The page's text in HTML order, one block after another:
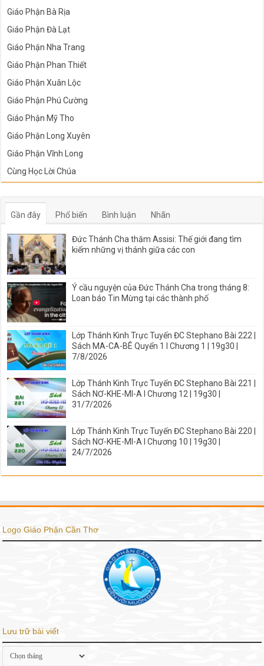
Giáo Phận Bà Rịa
Giáo Phận Đà Lạt
Giáo Phận Nha Trang
Giáo Phận Phan Thiết
Giáo Phận Xuân Lộc
Giáo Phận Phú Cường
Giáo Phận Mỹ Tho
Giáo Phận Long Xuyên
Giáo Phận Vĩnh Long
Cùng Học Lời Chúa
Gần đây Phổ biến Bình luận Nhãn
Đức Thánh Cha thăm Assisi: Thế giới đang tìm
kiếm những vị thánh giữa các con
Ý cầu nguyện của Đức Thánh Cha trong tháng 8:
Loan báo Tin Mừng tại các thành phố
Lớp Thánh Kinh Trực Tuyến ĐC Stephano Bài 222 |
Sách MA-CA-BÊ Quyển 1 I Chương 1 | 19g30 |
7/8/2026
Lớp Thánh Kinh Trực Tuyến ĐC Stephano Bài 221 |
Sách NƠ-KHE-MI-A I Chương 12 | 19g30 |
31/7/2026
Lớp Thánh Kinh Trực Tuyến ĐC Stephano Bài 220 |
Sách NƠ-KHE-MI-A I Chương 10 | 19g30 |
24/7/2026
Logo Giáo Phận Cần Thơ
Lưu trữ bài viết
Lưu
trữ